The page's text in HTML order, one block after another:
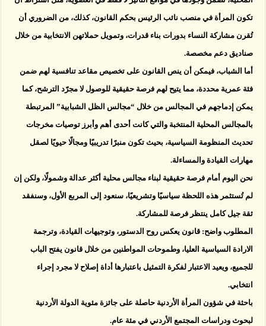
تكون المرأة في منصب نائب الرئيس بحكم القانون، كذلك، من الضروري أن
تُقرن مشاركة النساء بدورات بناء قدرات، وتمويل حملاتهن الانتخابية من خلال
صناديق دعم مخصصة.
أما الشباب، فيمكن أن ينص القانون على تخصيص مقاعد تنافسية لهم ضمن
فئة عمرية محددة، مما يتيح لهم فرصة حقيقية للوصول لا مجرّد الترشح، كما
يمكن إدماجهم في المجالس من خلال “مجالس الظل الشبابية” المرتبطة
بالمجالس المحلية المنتخبة والتي كانت أحدى أهم وأبرز توصيات مخرجات
تحديث المنظومة السياسية، بحيث تكون منبرًا تدريبيًا ومجالًا حيويًا لصقل
مهارات القيادة والمساءلة.
نحن اليوم أمام فرصة حقيقية لبناء مجالس محلية أكثر عدالة وشمولًا، ولكن إن
لم تُستثمر هذه اللحظة سياسيًا وتشريعيًا، سنعود إلى المربع الأول، وسنفقد
ثقة جيل كامل ينتظر فرصة للمشاركة.
المطلوب واضح: قانون يعكس روح الدستور، وتوجيهات القيادة، وترجمة
الارادة السياسية العليا، وطموحات المواطنين من خلال قانون يفتح الباب
للجميع، ويعيد الاعتبار لفكرة التمثيل باعتبارها أداة إصلاح لا مجرد إجراء
انتخابي.
باحثة في شؤون المرأة الأردنية حاصلة على جائزة مئوية الدولة الأردنية
لبحوث ودراسات المجتمع الأردني في مئة عام.